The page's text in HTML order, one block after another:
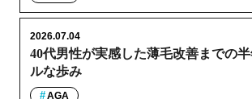
40代男性が実感した薄毛改善までの
ルな歩み
2026.07.04
AGA